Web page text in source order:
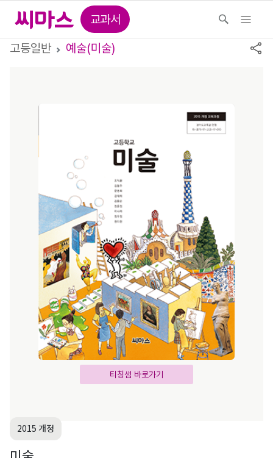
교과서
고등일반
예술(미술)
티칭샘 바로가기
2015 개정